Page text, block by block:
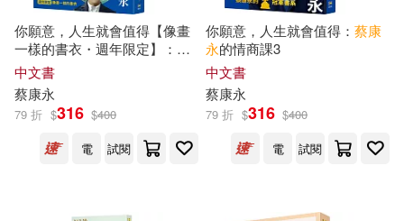
蔡康永(40) 侯文詠(6)
安子(2)
王俊傑(1) 蔡康永、太陽臉(1)
你願意，人生就會值得【像畫
一樣的書衣・週年限定】： 蔡
康永的情商課3
中文書
蔡康永
79 折 $316 $400
電
試閱
你願意，人生就會值得： 蔡康
永的情商課3
中文書
蔡康永
79 折 $316 $400
電
試閱